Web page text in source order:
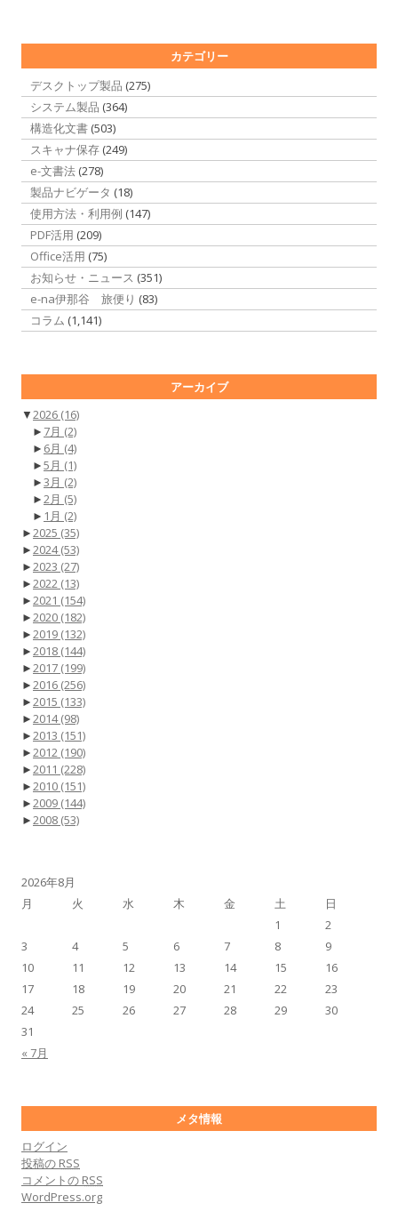
カテゴリー
デスクトップ製品 (275)
システム製品 (364)
構造化文書 (503)
スキャナ保存 (249)
e-文書法 (278)
製品ナビゲータ (18)
使用方法・利用例 (147)
PDF活用 (209)
Office活用 (75)
お知らせ・ニュース (351)
e-na伊那谷 旅便り (83)
コラム (1,141)
アーカイブ
▼2026 (16)
► 7月 (2)
► 6月 (4)
►5月 (1)
►3月 (2)
►2月 (5)
► 1月 (2)
►2025 (35)
►2024(53)
►2023 (27)
►2022 (13)
►2021 (154)
►2020 (182)
►2019 (132)
►2018 (144)
►2017 (199)
►2016 (256)
►2015 (133)
►2014(98)
►2013 (151)
►2012 (190)
►2011 (228)
►2010 (151)
►2009 (144)
►2008 (53)
2026年8月
月
火 水 木 金 土 日
« 7月
1
2
3
4 5 6 7 8
9
10
11 12 13 14 15
16
17
18 19 20 21 22
23
24
25 26 27 28 29
30
31
メタ情報
ログイン
投稿の RSS
コメントの RSS
WordPress.org